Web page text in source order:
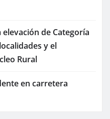
de Categoría
y el
Rural
en carretera